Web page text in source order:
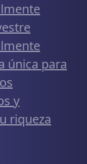
única para
y
riqueza